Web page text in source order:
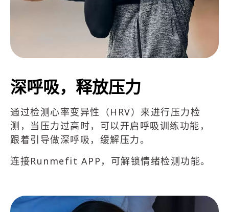
深呼吸，释放压力
通过检测心率变异性（HRV）来进行压力检
测，当压力过高时，可以开启呼吸训练功能，
跟着引导做深呼吸，缓解压力。
连接Runmefit APP，可解锁情绪检测功能。